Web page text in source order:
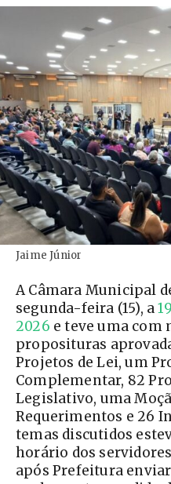
Jaime Júnior
A Câmara Municipal
segunda-feira (15), a
2026 e teve uma com
proposituras
Projetos de Lei, um
Complementar, 82
Legislativo, uma
Requerimentos e 26
temas discutidos
horário dos
após Prefeitura